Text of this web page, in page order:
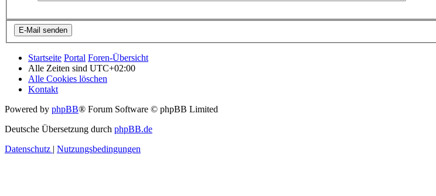
Startseite Portal Foren-Übersicht
Alle Zeiten sind UTC+02:00
Alle Cookies löschen
Kontakt
Powered by phpBB® Forum Software © phpBB Limited
Deutsche Übersetzung durch phpBB.de
Datenschutz
Nutzungsbedingungen